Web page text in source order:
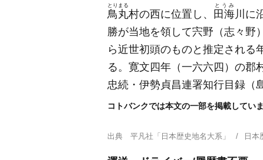
鳥丸
とりまる
村の西に位置し、 田海
とうみ
川に
勝が当地を領して宍野 （志々野）
ら近世初頭のものと推定される
る。寛文四年 （一六六四） の郡
忠続・伊勢貞昌連署知行目録 （
コトバンクでは本文の一部を掲載してい
出典 平凡社「日本歴史地名大系」 日